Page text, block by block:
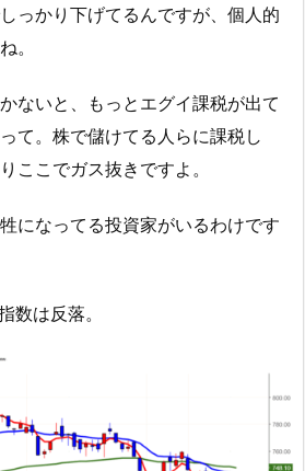
っかり下げてるんですが、個人的
。
ないと、もっとエグイ課税が出て
て。株で儲けてる人らに課税し
ここでガス抜きですよ。
になってる投資家がいるわけです
数は反落。